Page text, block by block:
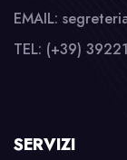
EMAIL:
TEL: (+39)
SERVIZI